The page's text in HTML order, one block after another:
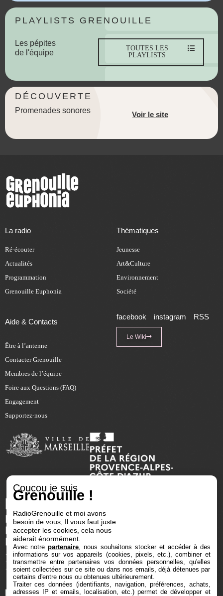
PLAYLISTS GRENOUILLE
Les pépites
de l'équipe
TOUTES LES
PLAYLISTS
DÉCOUVERTE
Promenades sonores Voir le site
La radio
Ré-écouter
Actualités
Programmation
Grenouille Euphonia
Thématiques
Jeunesse
Art&Culture
Environnement
Société
Aide & Contacts
Être à l’antenne
Contacter Grenouille
Membres de l’équipe
Foire aux Questions (FAQ)
Engagement
Supportez-nous
facebook instagram RSS
Le Wiki
Coucou je suis
Grenouille !
RadioGrenouille et moi avons
besoin de vous, Il vous faut juste
accepter les cookies, cela nous
aiderait énormément.
Avec notrepartenaire , nous souhaitons stocker et accéder à des
informations sur vos appareils (cookies, pixels, etc.), combiner et
transmettre entre partenaires vos données personnelles, qu'elles
soient collectées sur ce site ou dans nos emails, déjà détenues par
certains d'entre nous ou obtenues ultérieurement.
Traiter ces données (identifiants, navigation, préférences, achats,
adresses IP et emails, localisation, etc.) permet de développer et